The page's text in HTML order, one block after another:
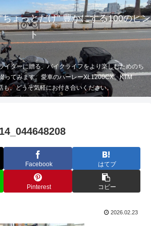
ょっとだけ" 豊かにする100のヒン
ト
イダーに贈る、バイクライフをより楽しむためのち
ってみます。愛車のハーレーXL1200CX、KTM
も。どうぞ気軽にお付き合いください。
Facebook はてブ
Pinterest コピー
2026.02.23